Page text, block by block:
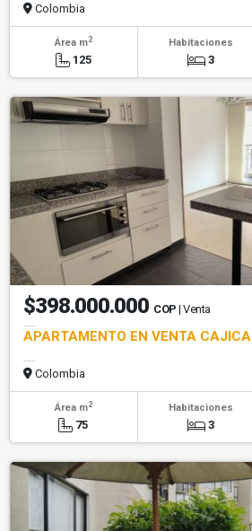
Colombia
Área m2
125
Habitaciones
3
$398.000.000 COP | Venta
APARTAMENTO EN VENTA CAJICA
Colombia
Área m2
75
Habitaciones
3